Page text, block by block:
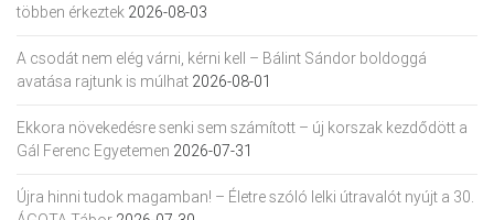
többen érkeztek 2026-08-03
A csodát nem elég várni, kérni kell – Bálint Sándor boldoggá
avatása rajtunk is múlhat 2026-08-01
Ekkora növekedésre senki sem számított – új korszak kezdődött a
Gál Ferenc Egyetemen 2026-07-31
Újra hinni tudok magamban! – Életre szóló lelki útravalót nyújt a 30.